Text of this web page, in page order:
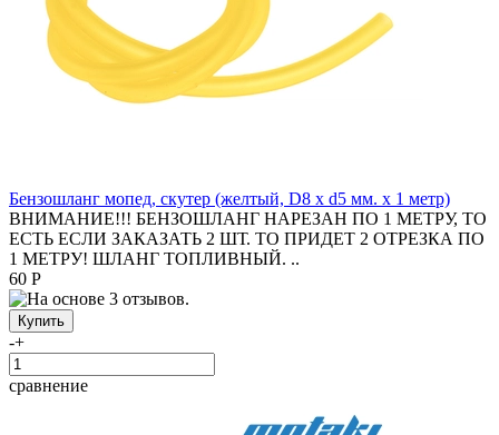
Бензошланг мопед, скутер (желтый, D8 x d5 мм. x 1 метр)
ВНИМАНИЕ!!! БЕНЗОШЛАНГ НАРЕЗАН ПО 1 МЕТРУ, ТО
ЕСТЬ ЕСЛИ ЗАКАЗАТЬ 2 ШТ. ТО ПРИДЕТ 2 ОТРЕЗКА ПО
1 МЕТРУ! ШЛАНГ ТОПЛИВНЫЙ. ..
60 Р
-+
сравнение